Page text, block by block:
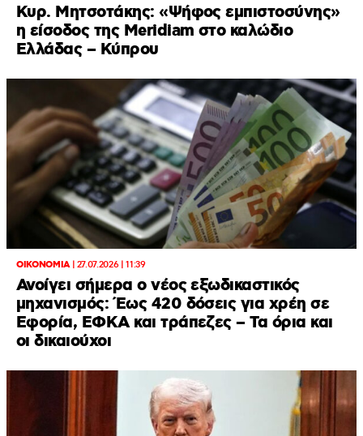
Κυρ. Μητσοτάκης: «Ψήφος εμπιστοσύνης»
η είσοδος της Meridiam στο καλώδιο
Ελλάδας – Κύπρου
ΟΙΚΟΝΟΜΙΑ| 27.07.2026 | 11:39
Ανοίγει σήμερα ο νέος εξωδικαστικός
μηχανισμός: Έως 420 δόσεις για χρέη σε
Εφορία, ΕΦΚΑ και τράπεζες – Τα όρια και
οι δικαιούχοι